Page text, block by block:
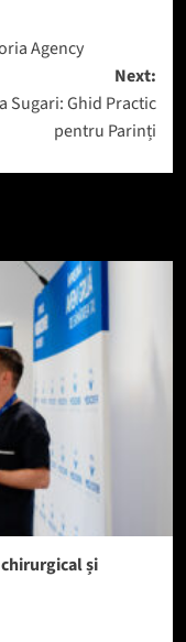
Agency
Next:
Sugari: Ghid Practic
pentru Parinți
și